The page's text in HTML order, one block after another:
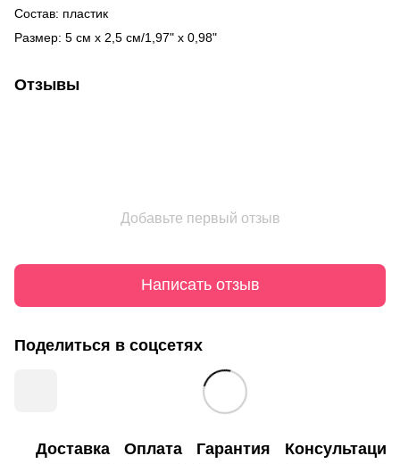
Состав: пластик
Размер: 5 см x 2,5 см/1,97" x 0,98"
Отзывы
Добавьте первый отзыв
Написать отзыв
Поделиться в соцсетях
Доставка Оплата Гарантия Консультация